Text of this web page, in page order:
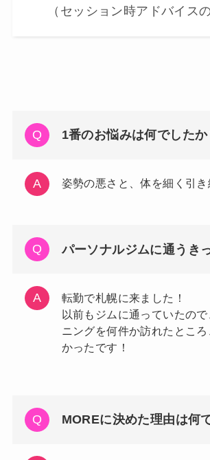
（セッション時アドバイスの
1番のお悩みは何でしたか
姿勢の悪さと、体を細く引き
パーソナルジムに通うき
転勤で札幌に来ました！
以前もジムに通っていたの
ニングを何件か訪れたとこ
かったです！
MOREに決めた理由は何